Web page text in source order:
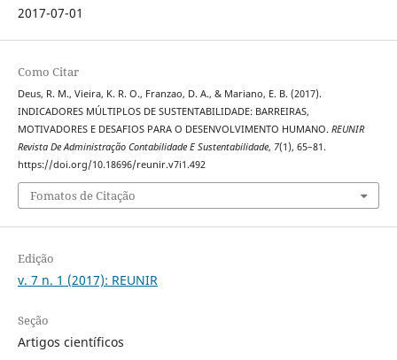
2017-07-01
Como Citar
Deus, R. M., Vieira, K. R. O., Franzao, D. A., & Mariano, E. B. (2017).
INDICADORES MÚLTIPLOS DE SUSTENTABILIDADE: BARREIRAS,
MOTIVADORES E DESAFIOS PARA O DESENVOLVIMENTO HUMANO. REUNIR
Revista De Administração Contabilidade E Sustentabilidade, 7(1), 65–81.
https://doi.org/10.18696/reunir.v7i1.492
Fomatos de Citação
Edição
v. 7 n. 1 (2017): REUNIR
Seção
Artigos científicos